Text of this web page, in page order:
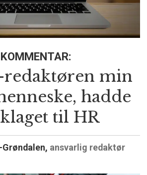
KOMMENTAR:
redaktøren min
hadde
til HR
ansvarlig redaktør